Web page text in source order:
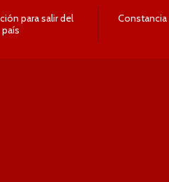
para salir del
país